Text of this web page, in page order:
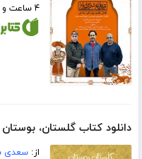
۴ ساعت و ۳۳ دقیقه
دانلود کتاب گلستان،
از:سعدی